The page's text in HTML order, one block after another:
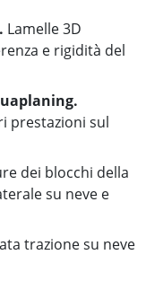
Lamelle 3D
e rigidità del
prestazioni sul
dei blocchi della
su neve e
trazione su neve